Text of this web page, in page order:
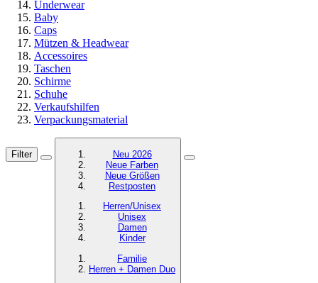
Underwear
Baby
Caps
Mützen & Headwear
Accessoires
Taschen
Schirme
Schuhe
Verkaufshilfen
Verpackungsmaterial
Filter
Neu 2026
Neue Farben
Neue Größen
Restposten
Herren/Unisex
Unisex
Damen
Kinder
Familie
Herren + Damen Duo